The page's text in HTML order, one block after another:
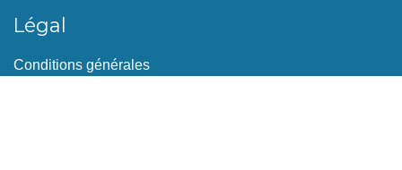
Légal
Conditions générales